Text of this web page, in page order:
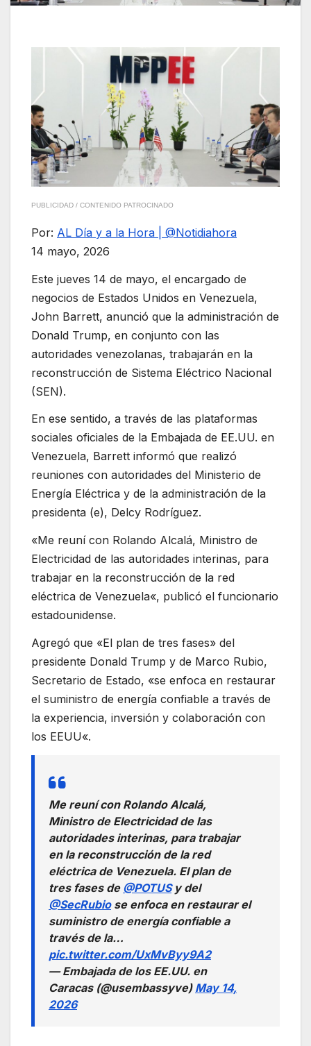
PUBLICIDAD / CONTENIDO PATROCINADO
Por: AL Día y a la Hora | @Notidiahora
14 mayo, 2026
Este jueves 14 de mayo, el encargado de
negocios de Estados Unidos en Venezuela,
John Barrett, anunció que la administración de
Donald Trump, en conjunto con las
autoridades venezolanas, trabajarán en la
reconstrucción de Sistema Eléctrico Nacional
(SEN).
En ese sentido, a través de las plataformas
sociales oficiales de la Embajada de EE.UU. en
Venezuela, Barrett informó que realizó
reuniones con autoridades del Ministerio de
Energía Eléctrica y de la administración de la
presidenta (e), Delcy Rodríguez.
«Me reuní con Rolando Alcalá, Ministro de
Electricidad de las autoridades interinas, para
trabajar en la reconstrucción de la red
eléctrica de Venezuela«, publicó el funcionario
estadounidense.
Agregó que «El plan de tres fases» del
presidente Donald Trump y de Marco Rubio,
Secretario de Estado, «se enfoca en restaurar
el suministro de energía confiable a través de
la experiencia, inversión y colaboración con
los EEUU«.
Me reuní con Rolando Alcalá,
Ministro de Electricidad de las
autoridades interinas, para trabajar
en la reconstrucción de la red
eléctrica de Venezuela. El plan de
tres fases de @POTUSy del
@SecRubiose enfoca en restaurar el
suministro de energía confiable a
través de la…
pic.twitter.com/UxMvByy9A2
— Embajada de los EE.UU. en
Caracas (@usembassyve) May 14,
2026